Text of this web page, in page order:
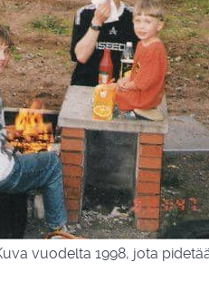
vuodelta 1998, jota